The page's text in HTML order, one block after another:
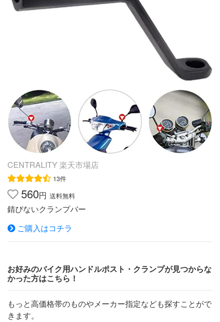
1200S INAZUMA1200 バンディット1250B-KING ブルバ
ード V-ストローム650 グラディウス ブルバード400 グー
ス350 DR-Z400 GS400 GSR400 インパルスS400グラデ
ィウス400 イントルーダー400 (クラシック)スカイウェイ
ブ400 スカイウェイブ250ブルバード400 バンディット25
0 GSX250FX GSR250 グラストラッカー ジェベル250 ジ
ェンマKAWASAKIバルカンS ゼファー750 W800 Z800 Z-1
Z1000 ゼファー1100 ZRX1100 ZRX1200 ZRX1200Rゼフ
ァーχ ゼファー400 バルカン400(クラシック)Dトラッカー
エストレア バリオス()上記車種以外でもハンドル径22.2m
m〜29mmのハンドルパイプに適合いたします。クランプ
箇所のスペースなどをご確認いただきご検討ください。※
別売りのマルチバーホルダー各種と組み合わせで原付バイ
クやレプリカバイク等への装着も可能となります。※ご注
文頂いたタイミングにより、多店舗での販売も行なってい
ますので、欠品により取り寄せまでのお時間を頂く場合も
ございます。ご了承下さい。※受注生産、品切れの商品
は、ご注文後に納期をお知らせします。※メーカー廃番品
す。 メーカー希望小売価格はメーカーカタログに基づい
て掲載していますDAYTONA スマホホルダー アイフォン6
ンホルダー iPhone6/iPhone6 PLUS 対応 リジットタイプ
(92601)/クイックタイプ(92602) WIDE IH-550D | おすすめ
ポイント箕浦iH-220/520(ボディ中央ねじ留めタイプ)のデ
イトナオリジナル仕様。ボディ上側を約12mm延長し、ロ
ングセンターパッドにより機種密着座面を増量確保。片手
CENTRALITY 楽天市場店
13件
560円 送料無料
錆びないクランプバー
ご購入はコチラ
お好みのバイク用ハンドルポスト・クランプが見つからな
かった方はこちら！
もっと高価格帯のものやメーカー指定なども探すことがで
きます。